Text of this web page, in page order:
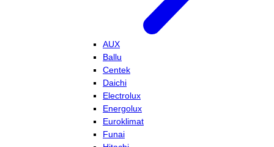
AUX
Ballu
Centek
Daichi
Electrolux
Energolux
Euroklimat
Funai